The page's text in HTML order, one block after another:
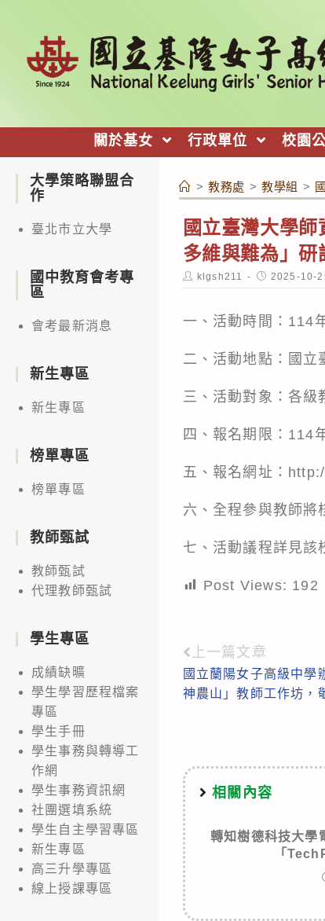
關於基女 行政單位 校園
> 教務處 > 教學組 >
國立臺灣大學
多維與難為」研
Post
author:
klgsh211
Post
published:
2025-10-
一、活動時間：114
二、活動地點：國立
三、活動對象：各級
四、報名期限：114
五、報名網址：
六、全程參與教師將
七、活動議程詳見
Post Views: 192
Read
more
上一篇文章
國立蘭陽女子高級中學
神農山」教師工作坊，
相關內容
轉知樹德科技大學
「
大學策略聯盟合
作
臺北市立大學
國中教育會考專
區
會考最新消息
新生專區
新生專區
榜單專區
榜單專區
教師甄試
教師甄試
代理教師甄試
學生專區
成績缺曠
學生學習歷程檔案
專區
學生手冊
學生事務與轉導工
作網
學生事務資訊網
社團選填系統
學生自主學習專區
新生專區
高三升學專區
線上授課專區